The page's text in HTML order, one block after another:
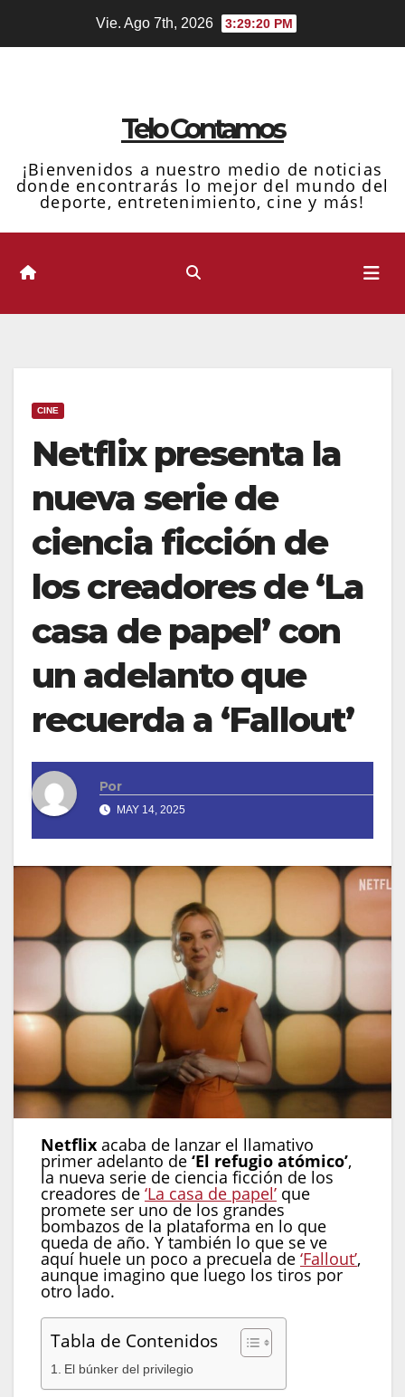
Vie. Ago 7th, 2026 3:29:21 PM
Telo Contamos
¡Bienvenidos a nuestro medio de noticias
donde encontrarás lo mejor del mundo del
deporte, entretenimiento, cine y más!
CINE
Netflix presenta la
nueva serie de
ciencia ficción de
los creadores de ‘La
casa de papel’ con
un adelanto que
recuerda a ‘Fallout’
Por
MAY 14, 2025
Netflix acaba de lanzar el llamativo
primer adelanto de ‘El refugio atómico’,
la nueva serie de ciencia ficción de los
creadores de ‘La casa de papel’ que
promete ser uno de los grandes
bombazos de la plataforma en lo que
queda de año. Y también lo que se ve
aquí huele un poco a precuela de ‘Fallout’,
aunque imagino que luego los tiros por
otro lado.
Tabla de Contenidos
El búnker del privilegio